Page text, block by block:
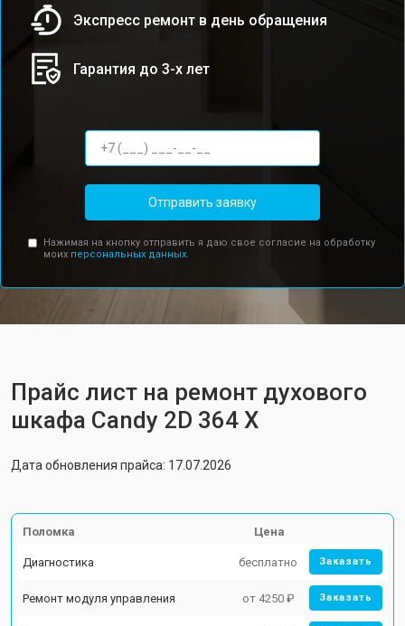
Экспресс ремонт в день обращения
Гарантия до 3-х лет
Отправить заявку
Нажимая на кнопку отправить я даю свое согласие на обработку
моих персональных данных.
Прайс лист на ремонт духового
шкафа Candy 2D 364 X
Дата обновления прайса: 17.07.2026
Поломка Цена
Диагностика бесплатно Заказать
Ремонт модуля управления от 4250 ₽ Заказать